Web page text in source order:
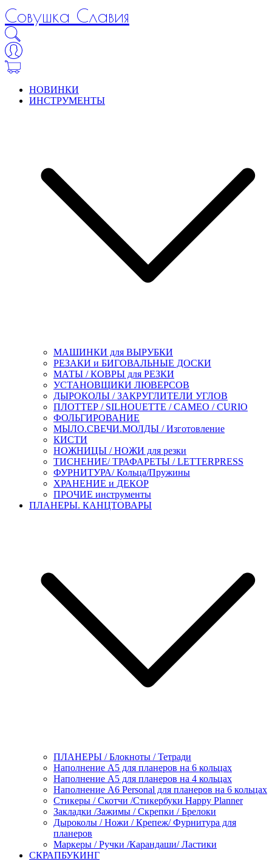
Совушка Славия
НОВИНКИ
ИНСТРУМЕНТЫ
МАШИНКИ для ВЫРУБКИ
РЕЗАКИ и БИГОВАЛЬНЫЕ ДОСКИ
МАТЫ / КОВРЫ для РЕЗКИ
УСТАНОВЩИКИ ЛЮВЕРСОВ
ДЫРОКОЛЫ / ЗАКРУГЛИТЕЛИ УГЛОВ
ПЛОТТЕР / SILHOUETTE / CAMEO / CURIO
ФОЛЬГИРОВАНИЕ
МЫЛО.СВЕЧИ.МОЛДЫ / Изготовление
КИСТИ
НОЖНИЦЫ / НОЖИ для резки
ТИСНЕНИЕ/ ТРАФАРЕТЫ / LETTERPRESS
ФУРНИТУРА/ Кольца/Пружины
ХРАНЕНИЕ и ДЕКОР
ПРОЧИЕ инструменты
ПЛАНЕРЫ. КАНЦТОВАРЫ
ПЛАНЕРЫ / Блокноты / Тетради
Наполнение А5 для планеров на 6 кольцах
Наполнение А5 для планеров на 4 кольцах
Наполнение А6 Personal для планеров на 6 кольцах
Стикеры / Скотчи /Стикербуки Happy Planner
Закладки /Зажимы / Скрепки / Брелоки
Дыроколы / Ножи / Крепеж/ Фурнитура для
планеров
Маркеры / Ручки /Карандаши/ Ластики
СКРАПБУКИНГ